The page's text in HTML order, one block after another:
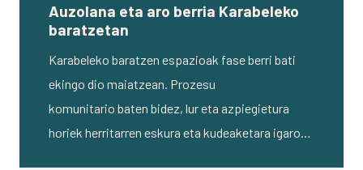
Auzolana eta aro berria Karabeleko
baratzetan
Karabeleko baratzen espazioak fase berri bati
ekingo dio maiatzean. Prozesu
komunitario baten bidez, lur eta azpiegietura
horiek herritarren eskura eta kudeaketara igaro…